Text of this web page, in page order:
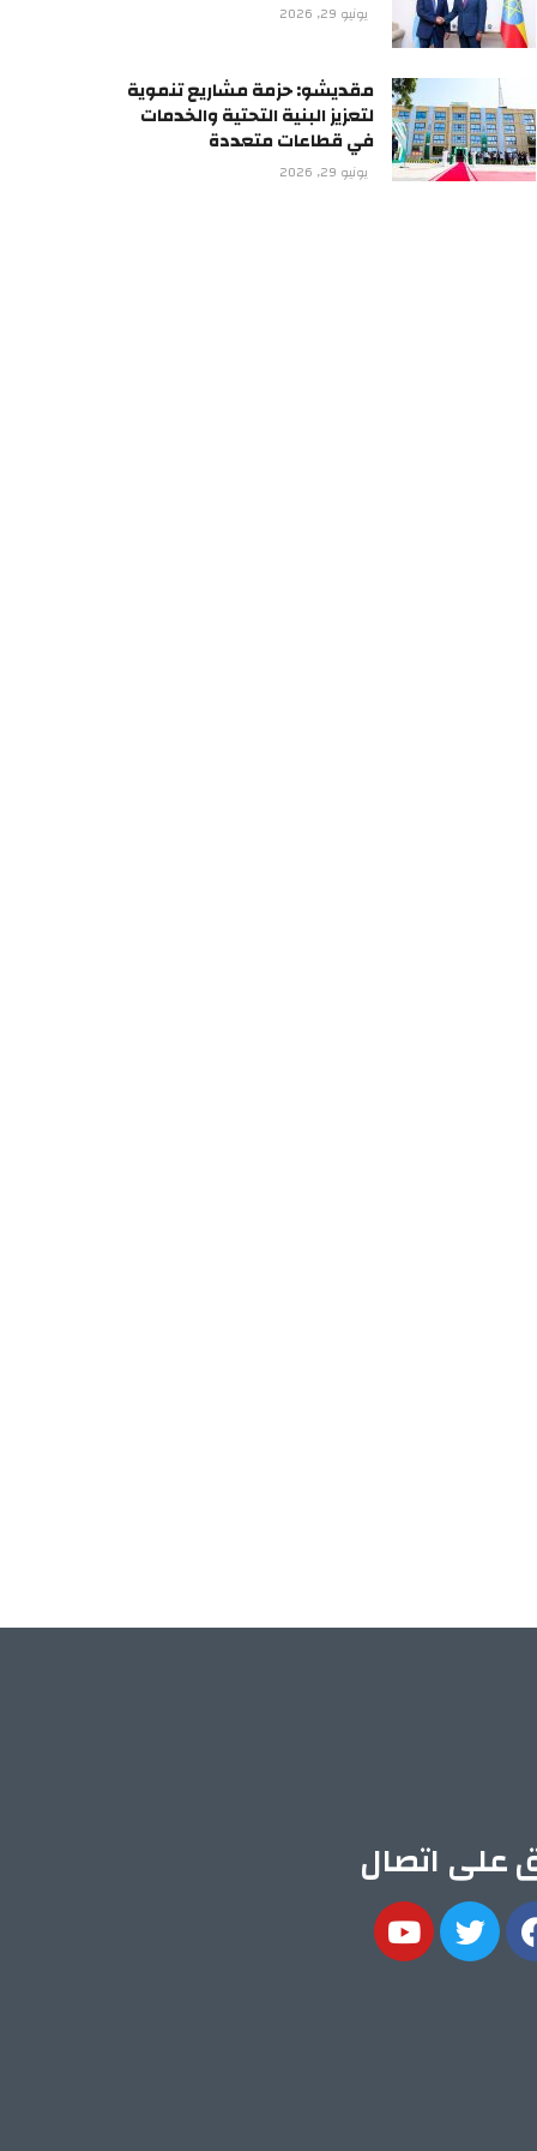
يونيو 29, 2026
مقديشو: حزمة مشاريع تنموية
لتعزيز البنية التحتية والخدمات
في قطاعات متعددة
يونيو 29, 2026
على اتصال